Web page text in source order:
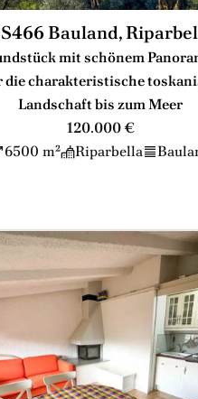
Bauland,
mit schönem
die charakteristische
Landschaft bis zum Meer
120.000 €
6500 m²
Riparbella